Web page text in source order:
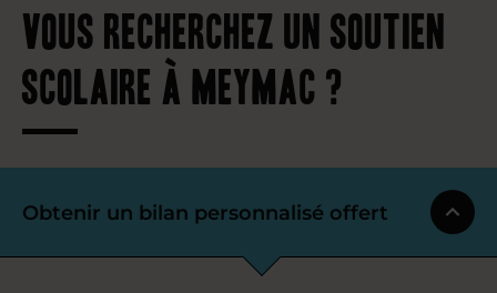
Vous recherchez un soutien
scolaire à Meymac ?
Obtenir un bilan personnalisé offert